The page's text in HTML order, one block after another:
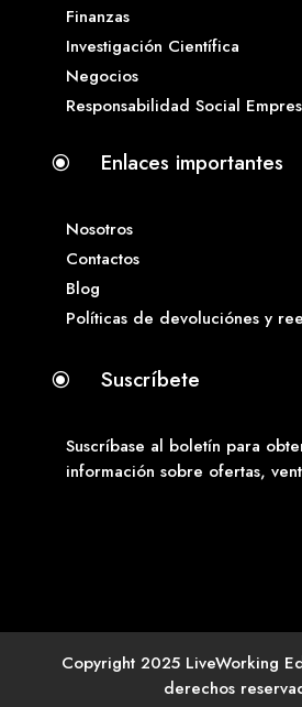
Finanzas
Investigación Científica
Negocios
Responsabilidad Social
\ Enlaces importantes
Nosotros
Contactos
Blog
Políticas de devoluciónes y
\ Suscríbete
Suscríbase al boletín para
información sobre ofertas,
Copyright 2025 LiveWorking
derechos